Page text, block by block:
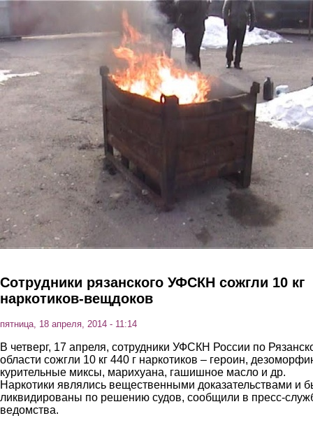
Перейти к основному содержанию
Сотрудники рязанского УФСКН сожгли 10 кг
наркотиков-вещдоков
пятница, 18 апреля, 2014 - 11:14
В четверг, 17 апреля, сотрудники УФСКН России по
области сожгли 10 кг 440 г наркотиков – героин,
курительные миксы, марихуана, гашишное масло и др.
Наркотики являлись вещественными доказательствами и
ликвидированы по решению судов, сообщили в пресс-
ведомства.